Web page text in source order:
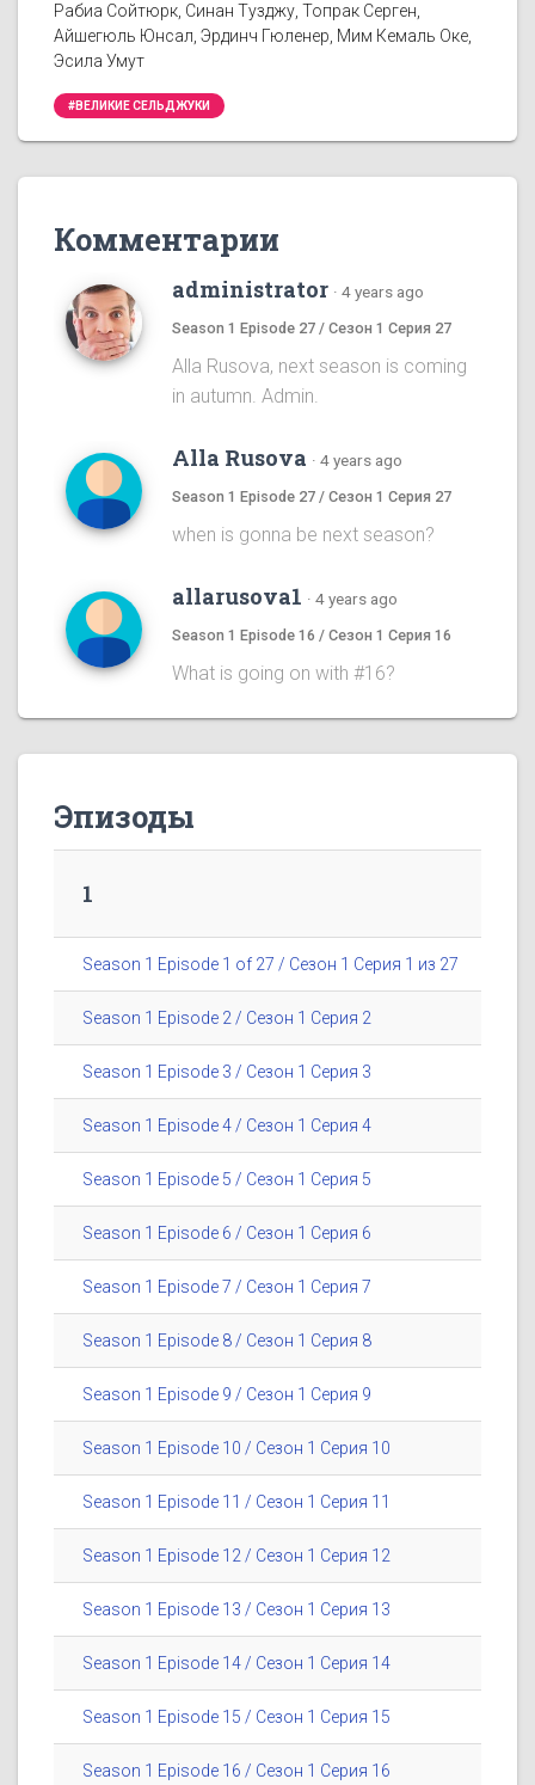
Рабиа Сойтюрк, Синан Тузджу, Топрак Серген,
Айшегюль Юнсал, Эрдинч Гюленер, Мим Кемаль Оке,
Эсила Умут
#ВЕЛИКИЕ СЕЛЬДЖУКИ
Комментарии
administrator · 4 years ago
Season 1 Episode 27 / Сезон 1 Серия 27
Alla Rusova, next season is coming
in autumn. Admin.
Alla Rusova · 4 years ago
Season 1 Episode 27 / Сезон 1 Серия 27
when is gonna be next season?
allarusova1 · 4 years ago
Season 1 Episode 16 / Сезон 1 Серия 16
What is going on with #16?
Эпизоды
1
Season 1 Episode 1 of 27 / Сезон 1 Серия 1 из 27
Season 1 Episode 2 / Сезон 1 Серия 2
Season 1 Episode 3 / Сезон 1 Серия 3
Season 1 Episode 4 / Сезон 1 Серия 4
Season 1 Episode 5 / Сезон 1 Серия 5
Season 1 Episode 6 / Сезон 1 Серия 6
Season 1 Episode 7 / Сезон 1 Серия 7
Season 1 Episode 8 / Сезон 1 Серия 8
Season 1 Episode 9 / Сезон 1 Серия 9
Season 1 Episode 10 / Сезон 1 Серия 10
Season 1 Episode 11 / Сезон 1 Серия 11
Season 1 Episode 12 / Сезон 1 Серия 12
Season 1 Episode 13 / Сезон 1 Серия 13
Season 1 Episode 14 / Сезон 1 Серия 14
Season 1 Episode 15 / Сезон 1 Серия 15
Season 1 Episode 16 / Сезон 1 Серия 16